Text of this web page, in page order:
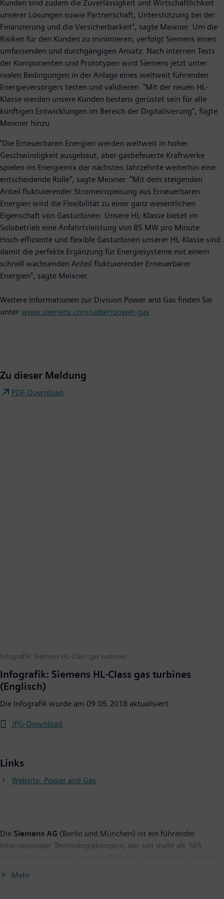
Kunden sind zudem die Zuverlässigkeit und Wirtschaftlichkeit
unserer Lösungen sowie Partnerschaft, Unterstützung bei der
Finanzierung und die Versicherbarkeit", sagte Meixner. Um die
Risiken für den Kunden zu minimieren, verfolgt Siemens einen
umfassenden und durchgängigen Ansatz. Nach internen Tests
der Komponenten und Prototypen wird Siemens jetzt unter
realen Bedingungen in der Anlage eines weltweit führenden
Energieversorgers testen und validieren. "Mit der neuen HL-
Klasse werden unsere Kunden bestens gerüstet sein für alle
künftigen Entwicklungen im Bereich der Digitalisierung", fügte
Meixner hinzu.
"Die Erneuerbaren Energien werden weltweit in hoher
Geschwindigkeit ausgebaut, aber gasbefeuerte Kraftwerke
spielen im Energiemix der nächsten Jahrzehnte weiterhin eine
entscheidende Rolle", sagte Meixner. "Mit dem steigenden
Anteil fluktuierender Stromeinspeisung aus Erneuerbaren
Energien wird die Flexibilität zu einer ganz wesentlichen
Eigenschaft von Gasturbinen. Unsere HL-Klasse bietet im
Solobetrieb eine Anfahrtsleistung von 85 MW pro Minute.
Hoch-effiziente und flexible Gasturbinen unserer HL-Klasse sind
damit die perfekte Ergänzung für Energiesysteme mit einem
schnell wachsenden Anteil fluktuierender Erneuerbarer
Energien", sagte Meixner.
Weitere Informationen zur Division Power and Gas finden Sie
unter www.siemens.com/ueber/power-gas
Zu dieser Meldung
PDF-Download
Infografik: Siemens HL-Class gas turbines
Infografik: Siemens HL-Class gas turbines
(Englisch)
Die Infografik wurde am 09.05.2018 aktualisiert.
JPG-Download
Links
Website: Power and Gas
Die Siemens AG (Berlin und München) ist ein führender
internationaler Technologiekonzern, der seit mehr als 165
Mehr